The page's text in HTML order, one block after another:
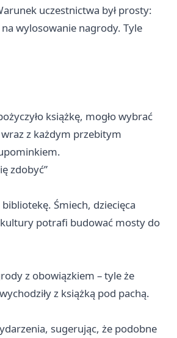
uczestnictwa był prosty:
wylosowanie nagrody. Tyle
książkę, mogło wybrać
z każdym przebitym
zdobyć”
Śmiech, dziecięca
kultury potrafi budować mosty do
z obowiązkiem – tyle że
z książką pod pachą.
sugerując, że podobne